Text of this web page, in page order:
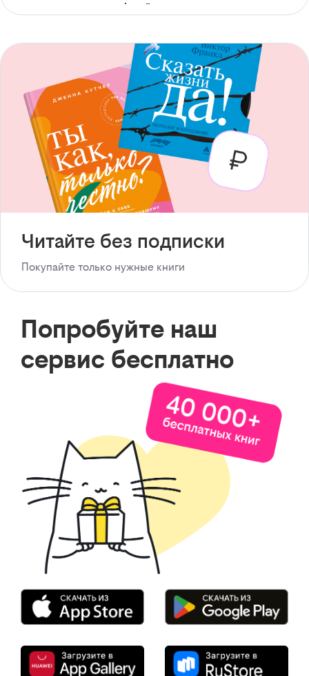
с доступом офлайн
Читайте без подписки
Покупайте только нужные книги
Попробуйте наш
сервис бесплатно